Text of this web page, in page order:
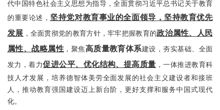
代中国特色社会主义思想为指导，全面贯彻习近平总书记关于教育
的重要论述， 坚持党对教育事业的全面领导，坚持教育优先
发展 ，全面贯彻党的教育方针，牢牢把握教育的政治属性、人民
属性、战略属性 ，聚焦高质量教育体系建设，夯实基础、全面
发力，着力促进公平、优化结构、提高质量 ，一体推进教育科
技人才发展，培养德智体美劳全面发展的社会主义建设者和接班
人，推动教育强国建设迈上新台阶，更好支撑和服务中国式现代
化。